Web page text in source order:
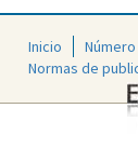
Inicio
Normas de